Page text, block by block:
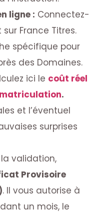
ligne : Connectez-
France Titres.
spécifique pour
des Domaines.
ici le coût réel
.
et l’éventuel
surprises
la validation,
Provisoire
. Il vous autorise à
un mois, le